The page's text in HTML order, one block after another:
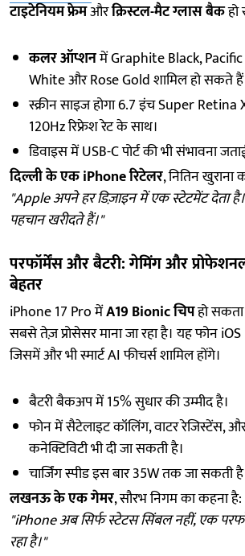
टाइटेनियम फ्रेमऔरक्रिस्टल-मैट ग्लास बैकहो
कलर ऑप्शनमें Graphite Black,
White और Rose Gold शामिल हो सकते
स्क्रीन साइज होगा 6.7 इंच Super Retina
120Hz रिफ्रेश रेट के साथ।
डिवाइस में USB-C पोर्ट की भी संभावना
दिल्ली के एक iPhone रिटेलर, नितिन
"Apple अपने हर डिज़ाइन में एक स्टेटमेंट देता
पहचान खरीदते हैं।"
परफॉर्मेंस और बैटरी: गेमिंग और
बेहतर
iPhone 17 Pro मेंA19 Bionic चिपहो
सबसे तेज़ प्रोसेसर माना जा रहा है। यह फोन
जिसमें और भी स्मार्ट AI फीचर्स शामिल होंगे।
बैटरी बैकअप में 15% सुधार की उम्मीद है।
फोन में सैटेलाइट कॉलिंग, वाटर रेजिस्टेंस,
कनेक्टिविटी भी दी जा सकती है।
चार्जिंग स्पीड इस बार 35W तक जा सकती
लखनऊ के एक गेमर, सौरभ निगम का कहना है:
"iPhone अब सिर्फ स्टेटस सिंबल नहीं, एक
रहा है।"